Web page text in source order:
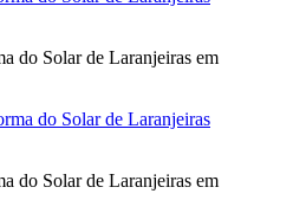
do Solar de Laranjeiras em
do Solar de Laranjeiras em